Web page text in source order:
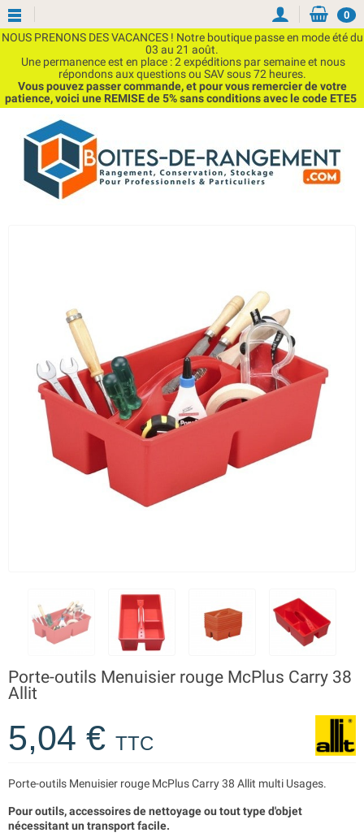
NOUS PRENONS DES VACANCES ! Notre boutique passe en mode été du
03 au 21 août.
Une permanence est en place : 2 expéditions par semaine et nous
répondons aux questions ou SAV sous 72 heures.
Vous pouvez passer commande, et pour vous remercier de votre
patience, voici une REMISE de 5% sans conditions avec le code ETE5
0
Porte-outils Menuisier rouge McPlus Carry 38
Allit
5,04 € TTC
Porte-outils Menuisier rouge McPlus Carry 38 Allit multi Usages.
Pour outils, accessoires de nettoyage ou tout type d'objet
nécessitant un transport facile.